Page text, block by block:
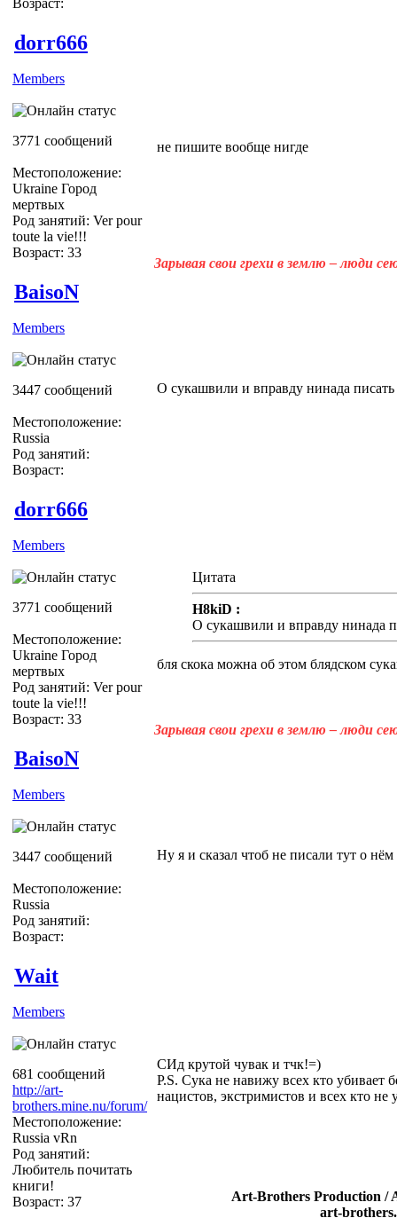
dorr666
Members
3771 сообщений
Местоположение:
Ukraine Город
мертвых
Род занятий: Ver pour
toute la vie!!!
Возраст: 33
не пишите вообще нигде
Зарывая свои грехи в землю – люди
BaisoN
Members
3447 сообщений
Местоположение:
Russia
Род занятий:
Возраст:
О сукашвили и вправду нинада писать
dorr666
Members
3771 сообщений
Местоположение:
Ukraine Город
мертвых
Род занятий: Ver pour
toute la vie!!!
Возраст: 33
Цитата
H8kiD :
О сукашвили и вправду нинада
бля скока можна об этом блядском
Зарывая свои грехи в землю – люди
BaisoN
Members
3447 сообщений
Местоположение:
Russia
Род занятий:
Возраст:
Ну я и сказал чтоб не писали тут о нём
Wait
Members
681 сообщений
http://art-
brothers.mine.nu/forum/
Местоположение:
Russia vRn
Род занятий:
Любитель почитать
книги!
Возраст: 37
СИд крутой чувак и тчк!=)
P.S. Сука не навижу всех кто убивает
нацистов, экстримистов и всех кто
Art-Brothers Production /
art-